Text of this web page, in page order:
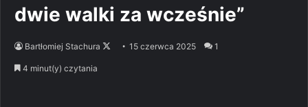
dwie walki za wcześnie”
Bartłomiej Stachura
Follow15 czerwca 2025 1
4 minut(y) czytania